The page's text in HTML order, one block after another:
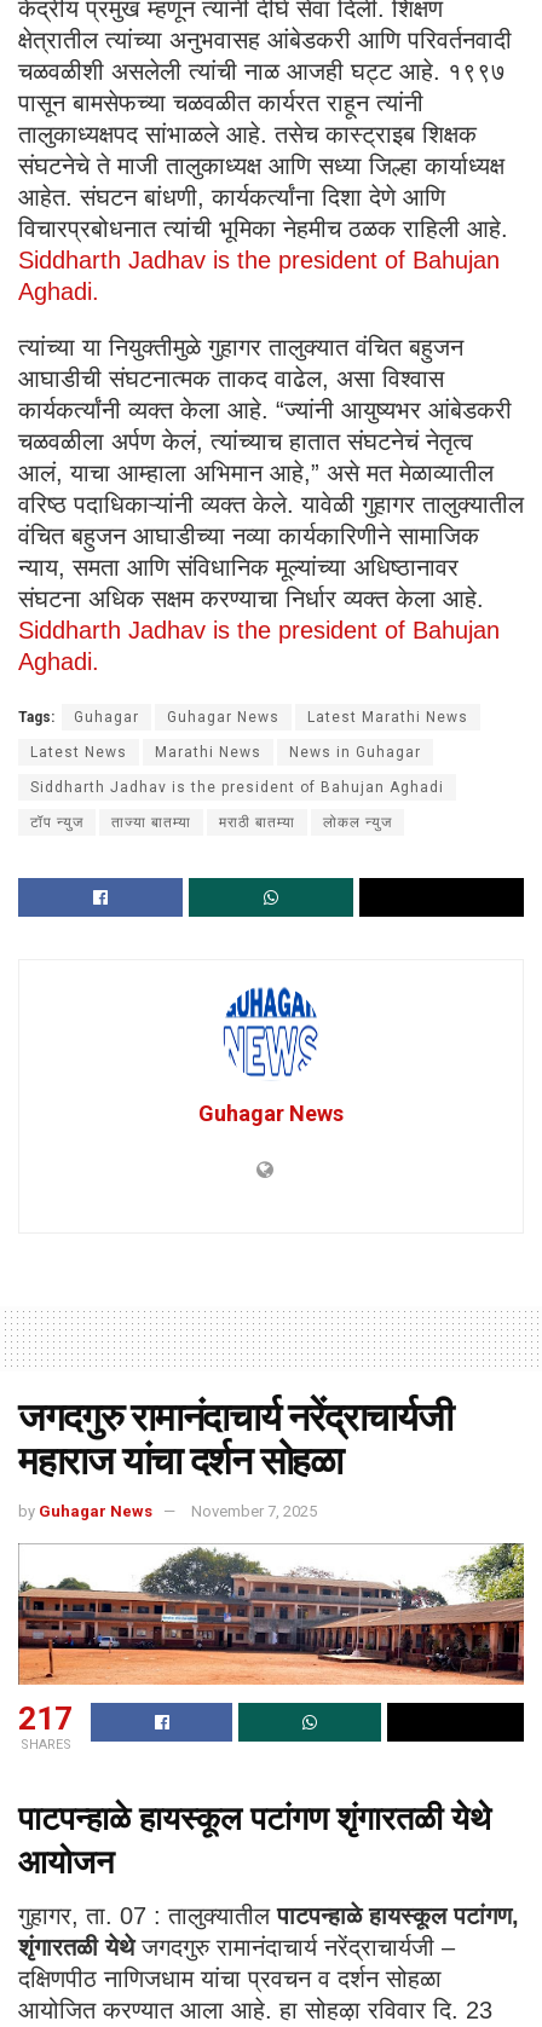
केंद्रीय प्रमुख म्हणून त्यांनी दीर्घ सेवा दिली. शिक्षण
क्षेत्रातील त्यांच्या अनुभवासह आंबेडकरी आणि परिवर्तनवादी
चळवळीशी असलेली त्यांची नाळ आजही घट्ट आहे. १९९७
पासून बामसेफच्या चळवळीत कार्यरत राहून त्यांनी
तालुकाध्यक्षपद सांभाळले आहे. तसेच कास्ट्राइब शिक्षक
संघटनेचे ते माजी तालुकाध्यक्ष आणि सध्या जिल्हा कार्याध्यक्ष
आहेत. संघटन बांधणी, कार्यकर्त्यांना दिशा देणे आणि
विचारप्रबोधनात त्यांची भूमिका नेहमीच ठळक राहिली आहे.
Siddharth Jadhav is the president of Bahujan
Aghadi.
त्यांच्या या नियुक्तीमुळे गुहागर तालुक्यात वंचित बहुजन
आघाडीची संघटनात्मक ताकद वाढेल, असा विश्वास
कार्यकर्त्यांनी व्यक्त केला आहे. “ज्यांनी आयुष्यभर आंबेडकरी
चळवळीला अर्पण केलं, त्यांच्याच हातात संघटनेचं नेतृत्व
आलं, याचा आम्हाला अभिमान आहे,” असे मत मेळाव्यातील
वरिष्ठ पदाधिकाऱ्यांनी व्यक्त केले. यावेळी गुहागर तालुक्यातील
वंचित बहुजन आघाडीच्या नव्या कार्यकारिणीने सामाजिक
न्याय, समता आणि संविधानिक मूल्यांच्या अधिष्ठानावर
संघटना अधिक सक्षम करण्याचा निर्धार व्यक्त केला आहे.
Siddharth Jadhav is the president of Bahujan
Aghadi.
Tags: Guhagar Guhagar News Latest Marathi News
Latest News Marathi News News in Guhagar
Siddharth Jadhav is the president of Bahujan Aghadi
टॉप न्युज ताज्या बातम्या मराठी बातम्या लोकल न्युज
Guhagar News
जगदगुरु रामानंदाचार्य नरेंद्राचार्यजी
महाराज यांचा दर्शन सोहळा
by Guhagar News November 7, 2025
217
SHARES
पाटपन्हाळे हायस्कूल पटांगण शृंगारतळी येथे
आयोजन
गुहागर, ता. 07 : तालुक्यातीलपाटपन्हाळे हायस्कूल पटांगण,
शृंगारतळी येथेजगदगुरु रामानंदाचार्य नरेंद्राचार्यजी –
दक्षिणपीठ नाणिजधाम यांचा प्रवचन व दर्शन सोहळा
आयोजित करण्यात आला आहे. हा सोहऴा रविवार दि. 23